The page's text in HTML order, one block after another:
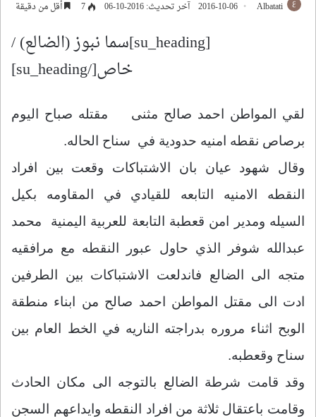
Albatati
2016-10-06 آخر تحديث: 2016-10-06 7 أقل من دقيقة
[su_heading]سما نبوز (الضالع) /
خاص[/su_heading]
لقي المواطن احمد صالح مثنى مقتله صباح اليوم
برصاص نقطه امنيه حدودية في سناح الحاله.
وقال شهود عيان بان الاشتباكات وقعت بين افراد
النقطه الامنيه التابعه للقيادي في المقاومه بكيل
السيله ومدير امن قعطبة التابعة للعربية اليمنية محمد
عبدالله شوفر الذي حاول عبور النقطه مع مرافقيه
متجه الى الضالع فاندلعت الاشتباكات بين الطرفين
ادت الى مقتل المواطن احمد صالح من ابناء منطقة
الوبح اثناء مروره بدراجته الناريه في الخط العام بين
سناح وقعطبه.
وقد قامت شرطة الضالع بالتوجه الى مكان الحادث
وقامت باعتقال ثلاثة من افراد النقطه وايداعهم السجن